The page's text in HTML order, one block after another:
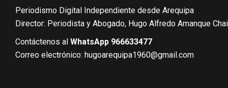
Periodismo Digital Independiente desde Arequipa
Director: Periodista y Abogado, Hugo Alfredo Amanque
Contáctenos al WhatsApp 966633477
Correo electrónico: hugoarequipa1960@gmail.com